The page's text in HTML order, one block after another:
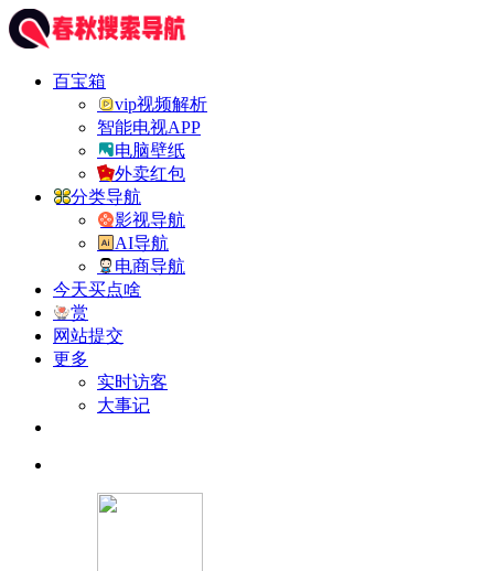
百宝箱
vip视频解析
智能电视APP
电脑壁纸
外卖红包
分类导航
影视导航
AI导航
电商导航
今天买点啥
赏
网站提交
更多
实时访客
大事记